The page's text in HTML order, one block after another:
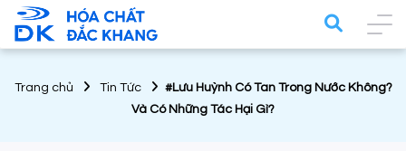
Trang chủ Tin Tức
#Lưu Huỳnh Có Tan Trong Nước Không?
Và Có Những Tác Hại Gì?